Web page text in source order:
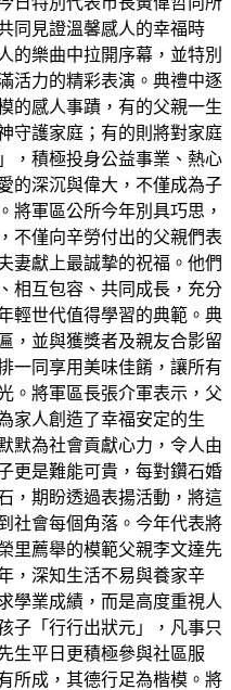
同見證溫馨感人的幸福時
的樂曲中拉開序幕，並特別
活力的精彩表演。典禮中逐
的感人事蹟，有的父親一生
守護家庭；有的則將對家庭
，積極投身公益事業、熱心
的深沉與偉大，不僅成為子
將軍區公所今年別具巧思，
不僅向辛勞付出的父親們表
妻獻上最誠摯的祝福。他們
相互包容、共同成長，充分
輕世代值得學習的典範。典
，並與獲獎者及親友合影留
一同享用美味佳餚，讓所有
。將軍區長張介軍表示，父
家人創造了幸福安定的生
默為社會貢獻心力，令人由
更是難能可貴，每對鑽石婚
，期盼透過表揚活動，將這
社會每個角落。今年代表將
里薦舉的模範父親李文達先
，深知生活不易與養家辛
學業成績，而是高度重視人
子「行行出狀元」，凡事只
生平日更積極參與社區服
所成，其德行足為楷模。將